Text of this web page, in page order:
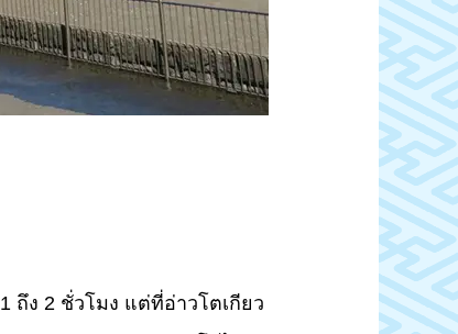
ง 2 ชั่วโมง แต่ที่อ่าวโตเกียว